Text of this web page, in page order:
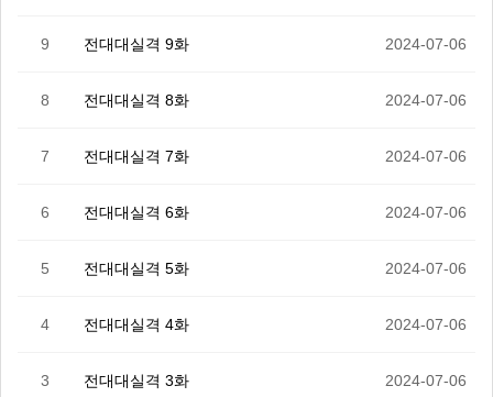
9 전대대실격 9화 2024-07-06
8 전대대실격 8화 2024-07-06
7 전대대실격 7화 2024-07-06
6 전대대실격 6화 2024-07-06
5 전대대실격 5화 2024-07-06
4 전대대실격 4화 2024-07-06
3 전대대실격 3화 2024-07-06